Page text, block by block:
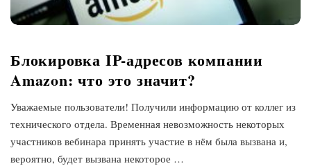
Блокировка IP-адресов компании
Amazon: что это значит?
Уважаемые пользователи! Получили информацию от коллег из
технического отдела. Временная невозможность некоторых
участников вебинара принять участие в нём была вызвана и,
вероятно, будет вызвана некоторое …